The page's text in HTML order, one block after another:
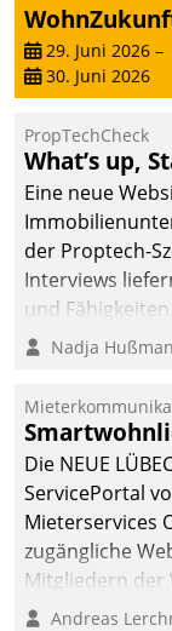
intelligente,
datengestützte
Entscheidungen.
29. Juni 2026 –
30. Juni 2026
PropTechCheck
What’s up,
Eine neue
der Proptech-
Interviews
und Fähigkeiten.
Nadja
Die NEUE
ServicePortal
Mieterservices
zugängliche
Mitgliedern der
Andreas